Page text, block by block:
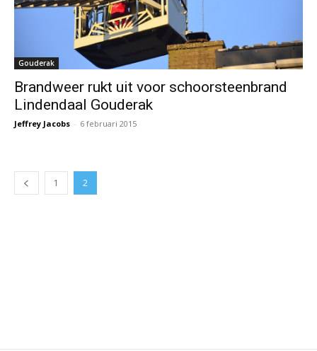
Gouderak
Brandweer rukt uit voor schoorsteenbrand
Lindendaal Gouderak
Jeffrey Jacobs - 6 februari 2015
1 2